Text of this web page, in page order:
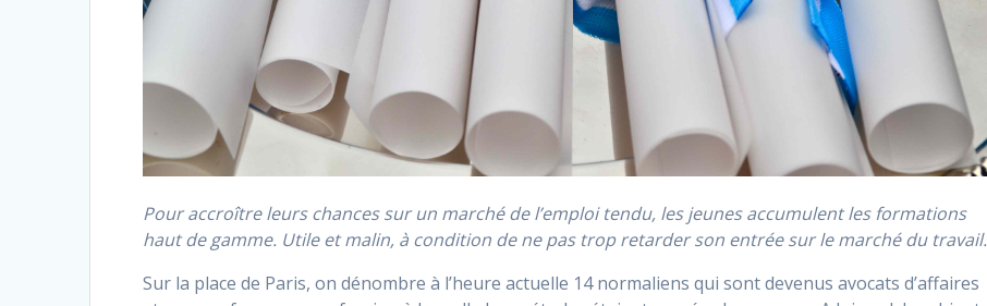
Pour accroître leurs chances sur un marché de l’emploi tendu, les jeunes accumulent les formations
haut de gamme. Utile et malin, à condition de ne pas trop retarder son entrée sur le marché du travail.
Sur la place de Paris, on dénombre à l’heure actuelle 14 normaliens qui sont devenus avocats d’affaires